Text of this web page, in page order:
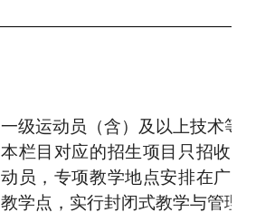
一级运动员（含）及以上技术等级
本栏目对应的招生项目只招收广
动员，专项教学地点安排在广西
教学点，实行封闭式教学与管理，